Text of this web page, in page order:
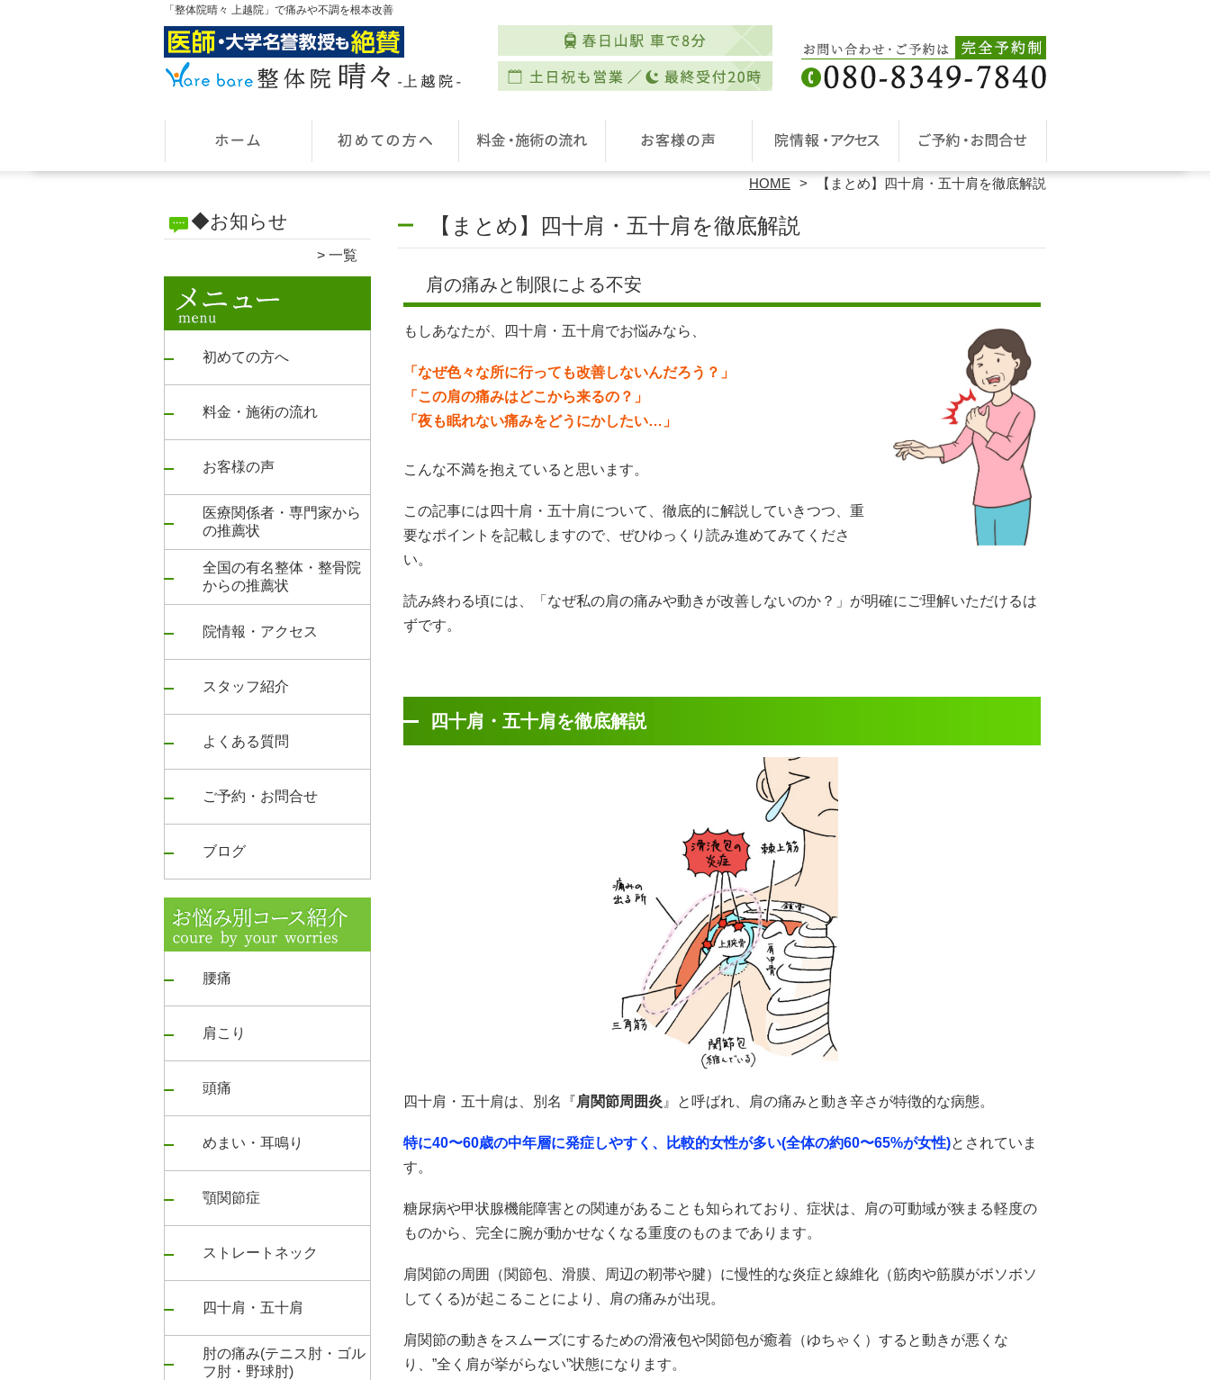
「整体院晴々 上越院」で痛みや不調を根本改善
HOME 【まとめ】四十肩・五十肩を徹底解説
◆お知らせ
一覧
初めての方へ
料金・施術の流れ
お客様の声
医療関係者・専門家から
の推薦状
全国の有名整体・整骨院
からの推薦状
院情報・アクセス
スタッフ紹介
よくある質問
ご予約・お問合せ
ブログ
腰痛
肩こり
頭痛
めまい・耳鳴り
顎関節症
ストレートネック
四十肩・五十肩
肘の痛み(テニス肘・ゴル
フ肘・野球肘)
【まとめ】四十肩・五十肩を徹底解説
肩の痛みと制限による不安
もしあなたが、四十肩・五十肩でお悩みなら、
「なぜ色々な所に行っても改善しないんだろう？」
「この肩の痛みはどこから来るの？」
「夜も眠れない痛みをどうにかしたい…」
こんな不満を抱えていると思います。
この記事には四十肩・五十肩について、徹底的に解説していきつつ、重
要なポイントを記載しますので、ぜひゆっくり読み進めてみてくださ
い。
読み終わる頃には、「なぜ私の肩の痛みや動きが改善しないのか？」が明確にご理解いただけるは
ずです。
四十肩・五十肩を徹底解説
四十肩・五十肩は、別名『肩関節周囲炎 』と呼ばれ、肩の痛みと動き辛さが特徴的な病態。
特に40〜60歳の中年層に発症しやすく、比較的女性が多い(全体の約60〜65%が女性)とされていま
す。
糖尿病や甲状腺機能障害との関連があることも知られており、症状は、肩の可動域が狭まる軽度の
ものから、完全に腕が動かせなくなる重度のものまであります。
肩関節の周囲（関節包、滑膜、周辺の靭帯や腱）に慢性的な炎症と線維化（筋肉や筋膜がボソボソ
してくる)が起こることにより、肩の痛みが出現。
肩関節の動きをスムーズにするための滑液包や関節包が癒着（ゆちゃく）すると動きが悪くな
り、”全く肩が挙がらない”状態になります。